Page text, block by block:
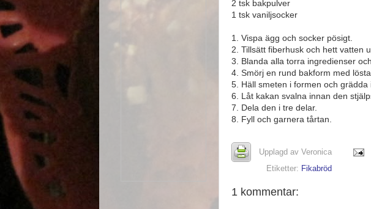
2 tsk bakpulver
1 tsk vaniljsocker
1. Vispa ägg och socker pösigt.
2. Tillsätt fiberhusk och hett vatten
3. Blanda alla torra ingredienser
4. Smörj en rund bakform med
5. Häll smeten i formen och grädda
6. Låt kakan svalna innan den
7. Dela den i tre delar.
8. Fyll och garnera tårtan.
Upplagd av Veronica
Etiketter: Fikabröd
1 kommentar: